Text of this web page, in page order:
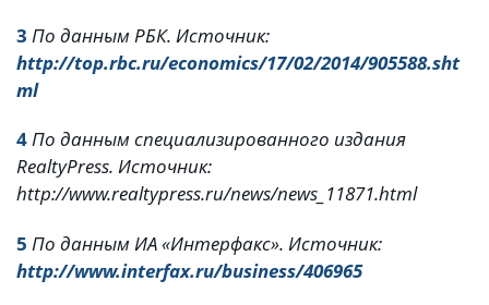
3 По данным РБК. Источник:
http://top.rbc.ru/economics/17/02/2014/905588.sht
ml
4По данным специализированного издания
RealtyPress. Источник:
http://www.realtypress.ru/news/news_11871.html
5 По данным ИА «Интерфакс». Источник:
http://www.interfax.ru/business/406965